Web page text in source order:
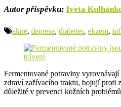
Autor příspěvku: Iveta
akné, deprese, diabetes, ekzém,
Fermentované potraviny
zdraví zažívacího traktu, bojují proti
důležité v prevenci kožních